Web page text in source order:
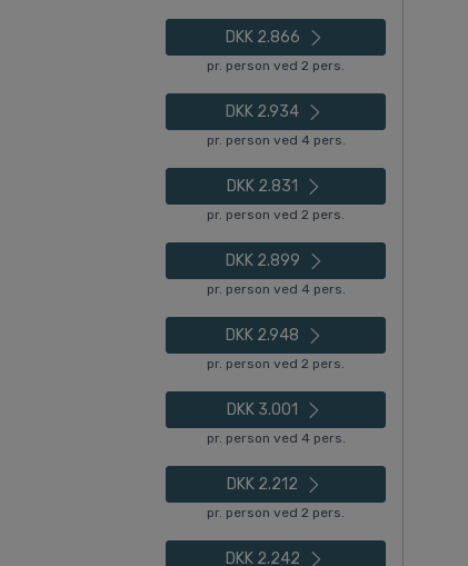
DKK 2.866
pr. person ved 2 pers.
DKK 2.934
pr. person ved 4 pers.
DKK 2.831
pr. person ved 2 pers.
DKK 2.899
pr. person ved 4 pers.
DKK 2.948
pr. person ved 2 pers.
DKK 3.001
pr. person ved 4 pers.
DKK 2.212
pr. person ved 2 pers.
DKK 2.242